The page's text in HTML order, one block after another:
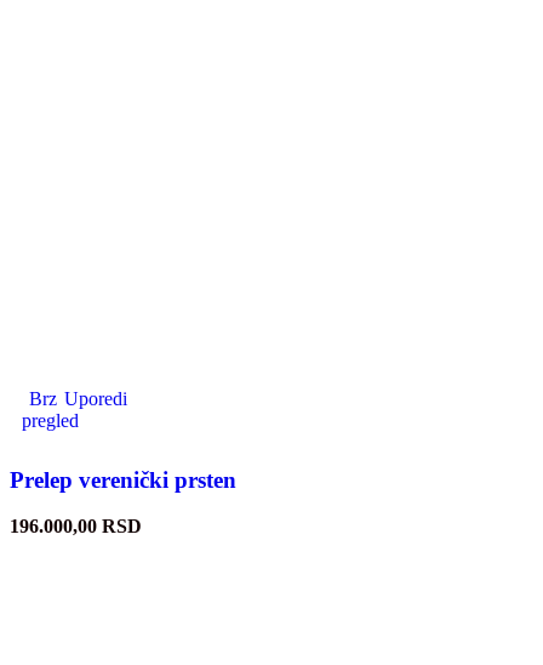
Brz
pregled
Uporedi
Prelep verenički prsten
196.000,00 RSD